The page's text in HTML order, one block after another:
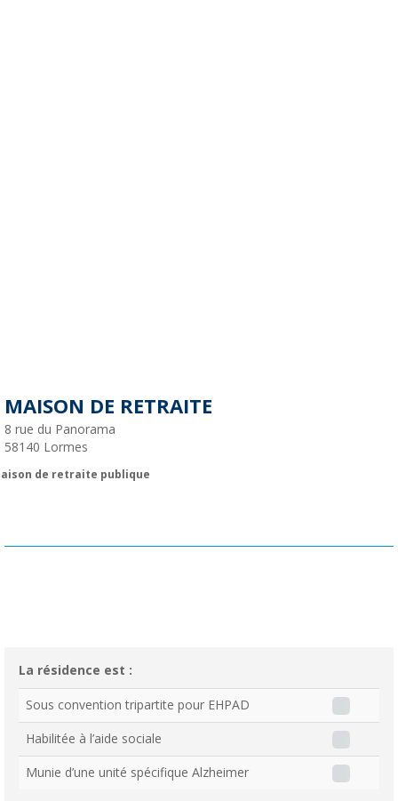
MAISON DE RETRAITE
8 rue du Panorama
58140 Lormes
de retraite publique
La résidence est :
Sous convention tripartite pour EHPAD
Habilitée à l’aide sociale
Munie d’une unité spécifique Alzheimer